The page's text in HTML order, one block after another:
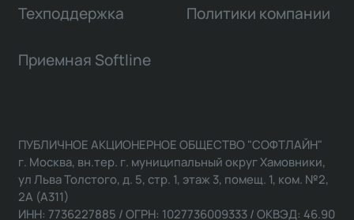
Техподдержка Политики компании
Приемная Softline
ПУБЛИЧНОЕ АКЦИОНЕРНОЕ ОБЩЕСТВО "СОФТЛАЙН"
г. Москва, вн.тер. г. муниципальный округ Хамовники,
ул Льва Толстого, д. 5, стр. 1, этаж 3, помещ. 1, ком. №2,
2А (А311)
ИНН: 7736227885 / ОГРН: 1027736009333 / ОКВЭД: 46.90